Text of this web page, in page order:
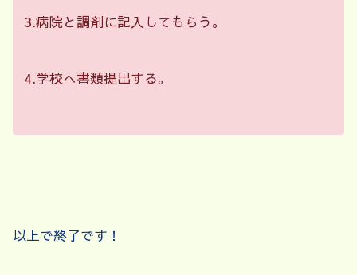
3.病院と調剤に記入してもらう。
4.学校へ書類提出する。
以上で終了です！